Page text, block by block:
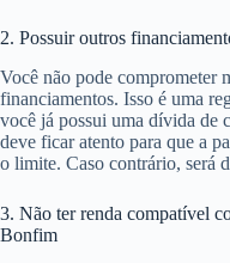
2. Possuir outros
Você não pode comprometer
financiamentos. Isso é uma
você já possui uma dívida de
deve ficar atento para que a
o limite. Caso contrário, será
3. Não ter renda compatível
Bonfim